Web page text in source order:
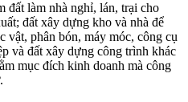
đất làm nhà nghỉ, lán, trại cho
đất xây dựng kho và nhà để
vật, phân bón, máy móc, công cụ
và đất xây dựng công trình khác
mục đích kinh doanh mà công